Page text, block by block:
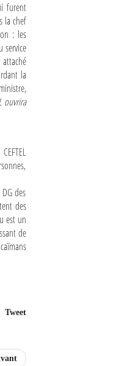
furent
la chef
: les
service
la
ouvrira
des
des
est un
de
Tweet